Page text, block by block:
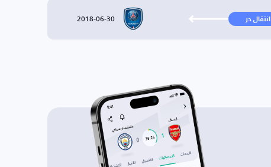
انتقال حر 2018-06-30